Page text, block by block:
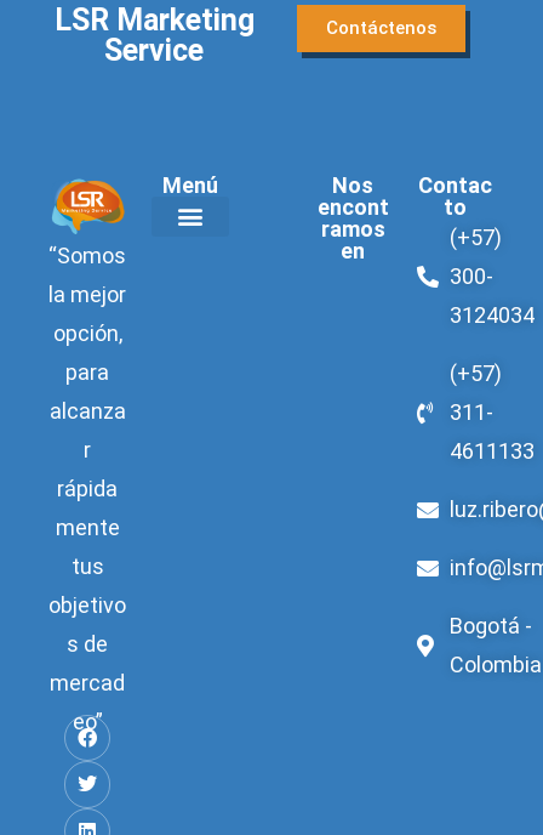
LSR Marketing
Service
Contáctenos
“Somos
la mejor
opción,
para
alcanza
r
rápida
mente
tus
objetivo
s de
mercad
eo”
Menú
Nos
encont
ramos
en
Contac
to
(+57)
300-
3124034
(+57)
311-
4611133
Bogotá -
Colombia